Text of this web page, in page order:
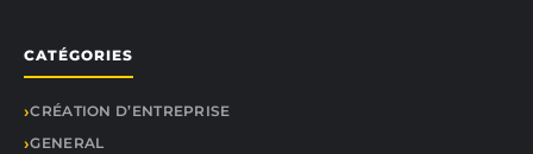
CATÉGORIES
CRÉATION D’ENTREPRISE
GENERAL